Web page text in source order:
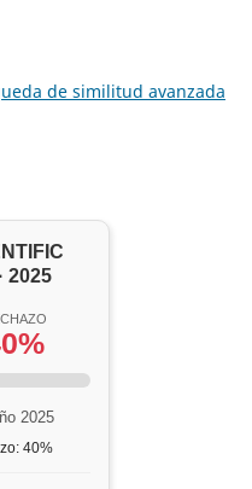
de similitud avanzada
2025
2025
40%